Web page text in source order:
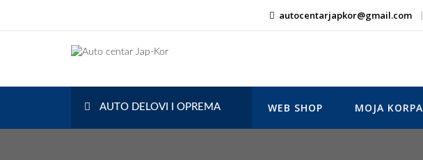
autocentarjapkor@gmail.com
AUTO DELOVI I OPREMA WEB SHOP MOJA KORPA